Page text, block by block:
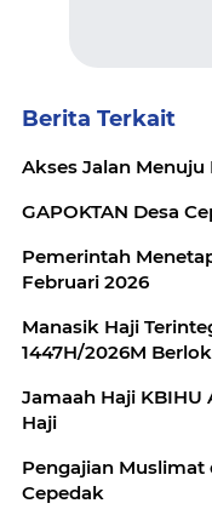
Berita Terkait
Akses Jalan
GAPOKTAN Desa
Pemerintah
Februari 2026
Manasik Haji
1447H/2026M
Jamaah Haji
Haji
Pengajian Muslimat
Cepedak